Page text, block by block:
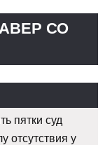
СО
пятки суд
отсутствия у